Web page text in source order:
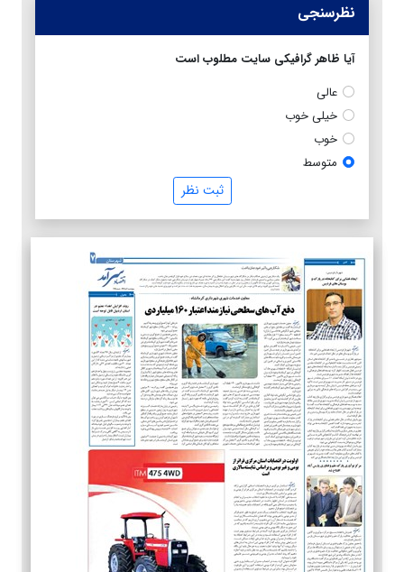
نظرسنجی
آیا ظاهر گرافیکی سایت مطلوب است
عالی
خیلی خوب
خوب
متوسط
ثبت نظر